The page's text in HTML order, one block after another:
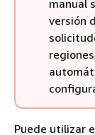
manual
versión
Puede utilizar